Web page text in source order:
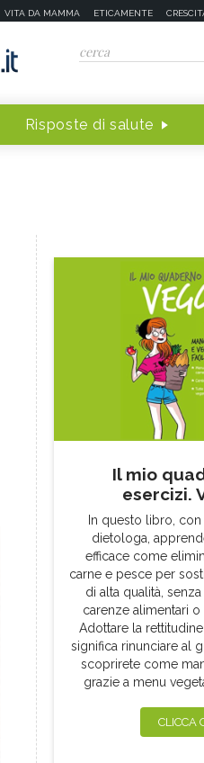
VITA DA MAMMA ETICAMENTE
Risposte di salute
Il mio
esercizi.
In questo libro,
dietologa,
efficace come
carne e pesce per
di alta qualità,
carenze alimentari o
Adottare la
significa rinunciare al
scoprirete come
grazie a menu
CLICCA